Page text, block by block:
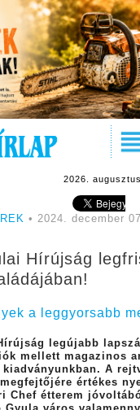
2026.
• 2024. december
Hírújság
a leggyorsabb
legújabb
mellett magazinos
A
értékes
Chef étterem